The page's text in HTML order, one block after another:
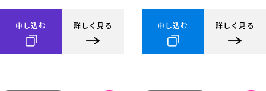
申し込む 詳しく見る 申し込む 詳しく見る